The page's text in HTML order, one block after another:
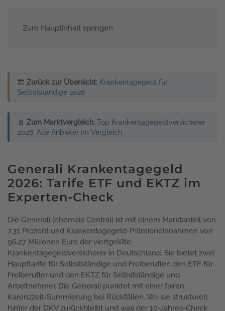
Zum Hauptinhalt springen
🔙 Zurück zur Übersicht: Krankentagegeld für
Selbstständige 2026
📄 Zum Marktvergleich: Top Krankentagegeldversicherer
2026: Alle Anbieter im Vergleich
Generali Krankentagegeld
2026: Tarife ETF und EKTZ im
Experten-Check
Die Generali (ehemals Central) ist mit einem Marktanteil von
7,31 Prozent und Krankentagegeld-Prämieneinnahmen von
96,27 Millionen Euro der viertgrößte
Krankentagegeldversicherer in Deutschland. Sie bietet zwei
Haupttarife für Selbstständige und Freiberufler: den ETF für
Freiberufler und den EKTZ für Selbstständige und
Arbeitnehmer. Die Generali punktet mit einer fairen
Karenzzeit-Summierung bei Rückfällen. Wo sie strukturell
hinter der DKV zurückbleibt und was der 10-Jahres-Check